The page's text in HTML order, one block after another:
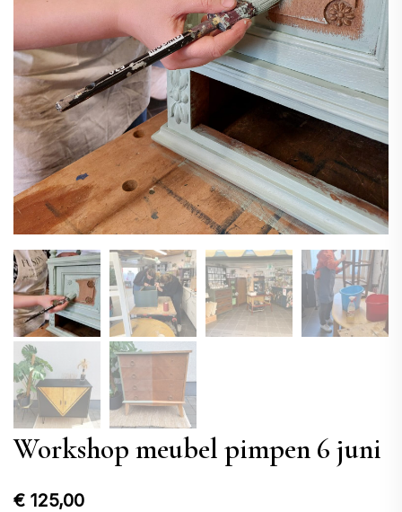
Workshop meubel pimpen 6 juni
€ 125,00